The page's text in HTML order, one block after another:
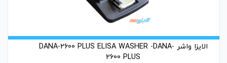
الایزا واشر DANA-2600 PLUS ELISA WASHER -DANA-
2600 PLUS